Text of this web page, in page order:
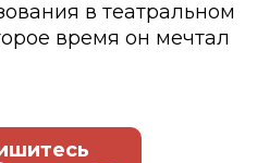
в театральном
время он мечтал